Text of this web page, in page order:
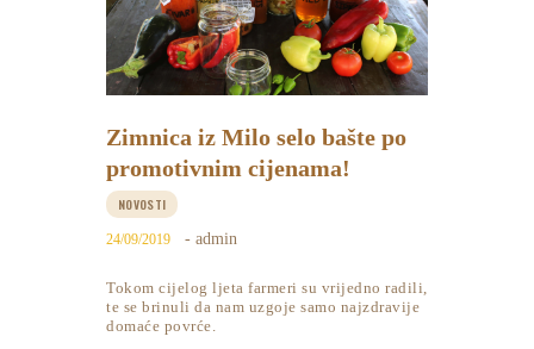
RESTORAN
MINI ZOO
KONTAKT
KUPI PROIZVODE
Zimnica iz Milo selo bašte po
promotivnim cijenama!
NOVOSTI
24/09/2019 - admin
Tokom cijelog ljeta farmeri su vrijedno radili,
te se brinuli da nam uzgoje samo najzdravije
domaće povrće.